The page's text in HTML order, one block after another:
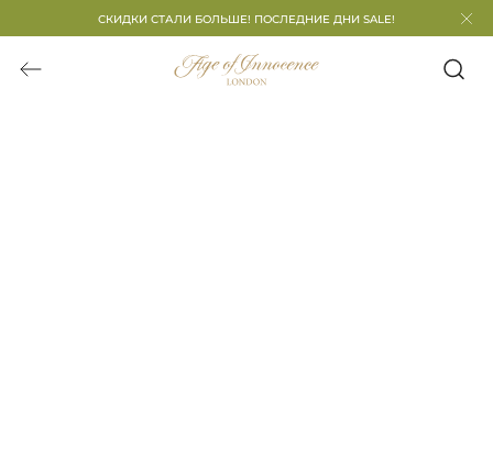
СКИДКИ СТАЛИ БОЛЬШЕ! ПОСЛЕДНИЕ ДНИ SALE!